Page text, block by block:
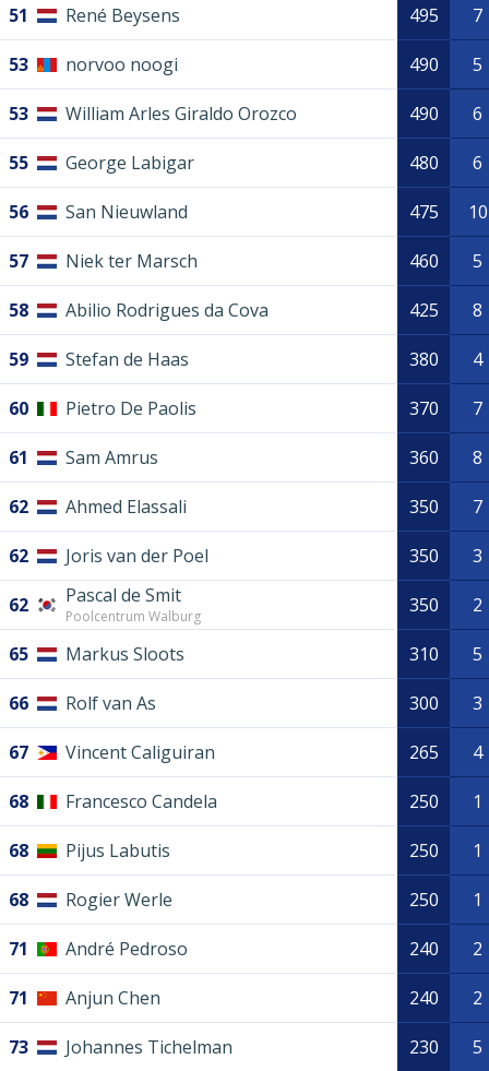
51 René Beysens 495 7
53 norvoo noogi 490 5
53 William Arles Giraldo Orozco 490 6
55 George Labigar 480 6
56 San Nieuwland 475 10
57 Niek ter Marsch 460 5
58 Abilio Rodrigues da Cova 425 8
59 Stefan de Haas 380 4
60 Pietro De Paolis 370 7
61 Sam Amrus 360 8
62 Ahmed Elassali 350 7
62 Joris van der Poel 350 3
62 Pascal de Smit
Poolcentrum Walburg 350 2
65 Markus Sloots 310 5
66 Rolf van As 300 3
67 Vincent Caliguiran 265 4
68 Francesco Candela 250 1
68 Pijus Labutis 250 1
68 Rogier Werle 250 1
71 André Pedroso 240 2
71 Anjun Chen 240 2
73 Johannes Tichelman 230 5